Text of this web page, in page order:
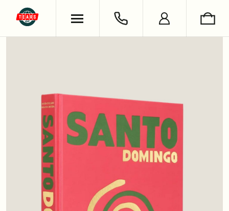
ХУДИ & СВИТШОТЫ
ОБУВЬ
СЪЕМКИ